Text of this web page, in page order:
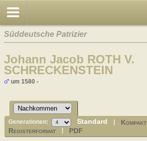
Süddeutsche Patrizier
Johann Jacob ROTH V.
SCHRECKENSTEIN
um 1580 -
Generationen: Standard Kompakt
Registerformat PDF